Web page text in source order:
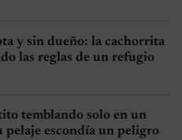
y sin dueño: la cachorrita
las reglas de un refugio
temblando solo en un
pelaje escondía un peligro